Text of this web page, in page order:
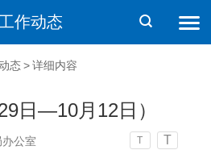
作动态
态 > 详细内容
日—10月12日）
办公室 T T